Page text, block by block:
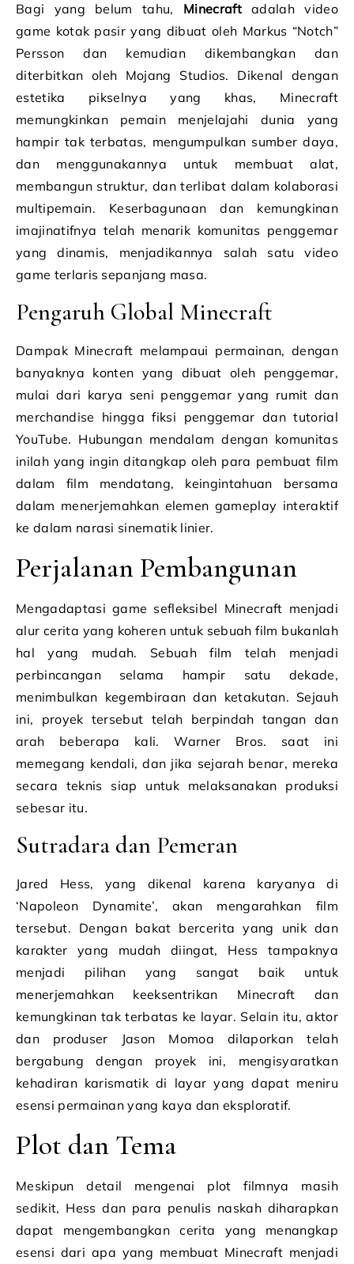
Bagi yang belum tahu, Minecraftadalah video
game kotak pasir yang dibuat oleh Markus “Notch”
Persson dan kemudian dikembangkan dan
diterbitkan oleh Mojang Studios. Dikenal dengan
estetika pikselnya yang khas, Minecraft
memungkinkan pemain menjelajahi dunia yang
hampir tak terbatas, mengumpulkan sumber daya,
dan menggunakannya untuk membuat alat,
membangun struktur, dan terlibat dalam kolaborasi
multipemain. Keserbagunaan dan kemungkinan
imajinatifnya telah menarik komunitas penggemar
yang dinamis, menjadikannya salah satu video
game terlaris sepanjang masa.
Pengaruh Global Minecraft
Dampak Minecraft melampaui permainan, dengan
banyaknya konten yang dibuat oleh penggemar,
mulai dari karya seni penggemar yang rumit dan
merchandise hingga fiksi penggemar dan tutorial
YouTube. Hubungan mendalam dengan komunitas
inilah yang ingin ditangkap oleh para pembuat film
dalam film mendatang, keingintahuan bersama
dalam menerjemahkan elemen gameplay interaktif
ke dalam narasi sinematik linier.
Perjalanan Pembangunan
Mengadaptasi game sefleksibel Minecraft menjadi
alur cerita yang koheren untuk sebuah film bukanlah
hal yang mudah. Sebuah film telah menjadi
perbincangan selama hampir satu dekade,
menimbulkan kegembiraan dan ketakutan. Sejauh
ini, proyek tersebut telah berpindah tangan dan
arah beberapa kali. Warner Bros. saat ini
memegang kendali, dan jika sejarah benar, mereka
secara teknis siap untuk melaksanakan produksi
sebesar itu.
Sutradara dan Pemeran
Jared Hess, yang dikenal karena karyanya di
‘Napoleon Dynamite’, akan mengarahkan film
tersebut. Dengan bakat bercerita yang unik dan
karakter yang mudah diingat, Hess tampaknya
menjadi pilihan yang sangat baik untuk
menerjemahkan keeksentrikan Minecraft dan
kemungkinan tak terbatas ke layar. Selain itu, aktor
dan produser Jason Momoa dilaporkan telah
bergabung dengan proyek ini, mengisyaratkan
kehadiran karismatik di layar yang dapat meniru
esensi permainan yang kaya dan eksploratif.
Plot dan Tema
Meskipun detail mengenai plot filmnya masih
sedikit, Hess dan para penulis naskah diharapkan
dapat mengembangkan cerita yang menangkap
esensi dari apa yang membuat Minecraft menjadi